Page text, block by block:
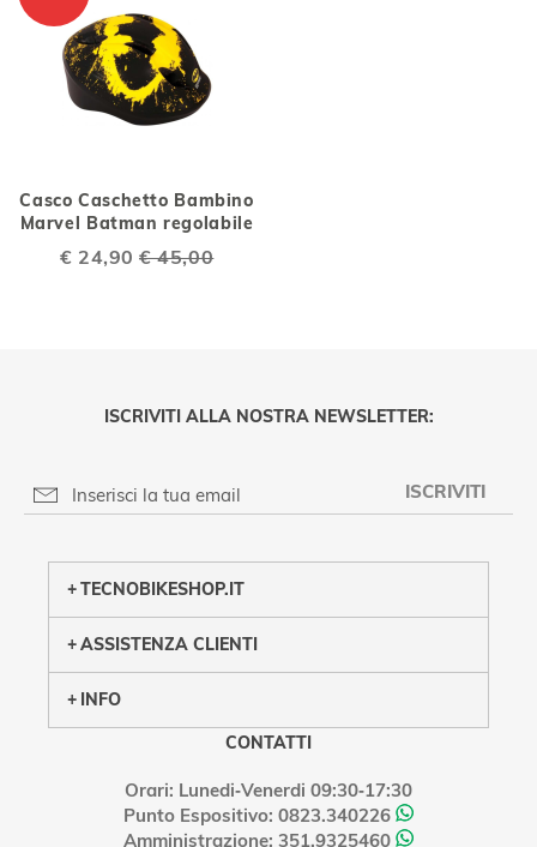
Casco Caschetto Bambino
Marvel Batman regolabile
Special
€ 24,90 € 45,00
ISCRIVITI ALLA NOSTRA NEWSLETTER:
PRIVACY POLICY
ISCRIVITI
TECNOBIKESHOP.IT
ASSISTENZA CLIENTI
INFO
CONTATTI
Orari: Lunedi‑Venerdi 09:30‑17:30
Punto Espositivo: 0823.340226
Amministrazione: 351.9325460